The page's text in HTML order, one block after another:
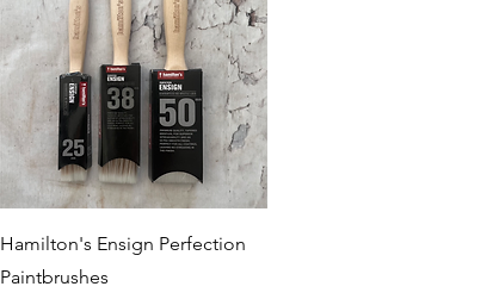
Snel overzicht
Hamilton's Ensign Perfection
Paintbrushes